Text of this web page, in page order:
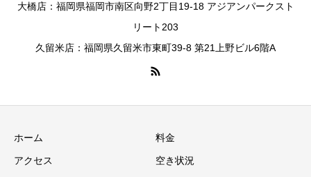
大橋店：福岡県福岡市南区向野2丁目19-18 アジアンパークスト
リート203
久留米店：福岡県久留米市東町39-8 第21上野ビル6階A
ホーム 料金
アクセス 空き状況